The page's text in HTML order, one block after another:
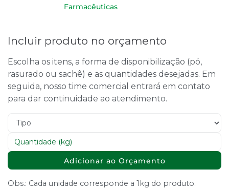
Farmacêuticas
Incluir produto no orçamento
Escolha os itens, a forma de disponibilização (pó,
rasurado ou sachê) e as quantidades desejadas. Em
seguida, nosso time comercial entrará em contato
para dar continuidade ao atendimento.
Adicionar ao Orçamento
Obs.: Cada unidade corresponde a 1kg do produto.